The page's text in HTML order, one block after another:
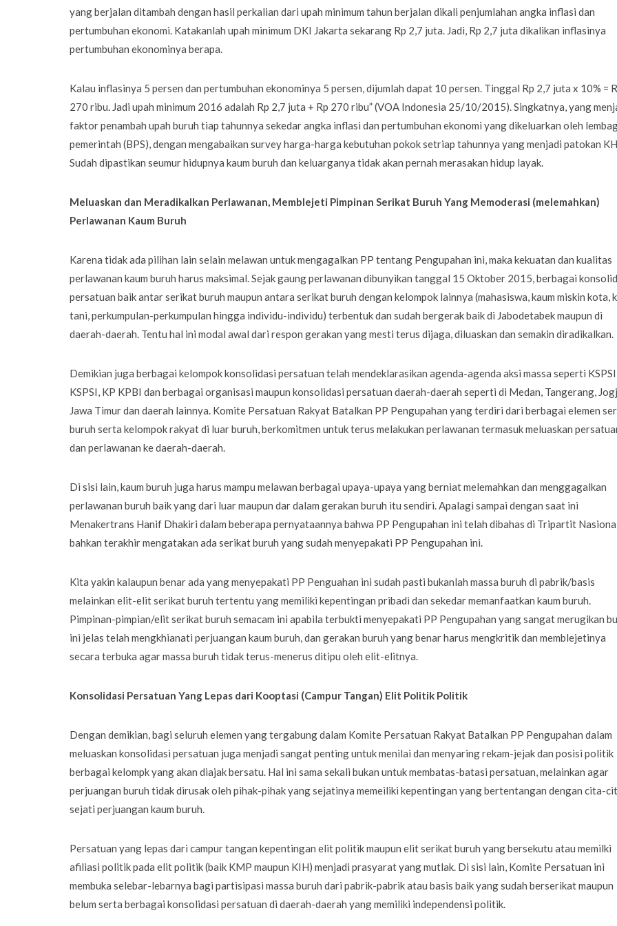
yang berjalan ditambah dengan hasil perkalian dari upah minimum tahun berjalan dikali penjumlahan angka inflasi dan
pertumbuhan ekonomi. Katakanlah upah minimum DKI Jakarta sekarang Rp 2,7 juta. Jadi, Rp 2,7 juta dikalikan inflasinya
pertumbuhan ekonominya berapa.
Kalau inflasinya 5 persen dan pertumbuhan ekonominya 5 persen, dijumlah dapat 10 persen. Tinggal Rp 2,7 juta x 10% =
270 ribu. Jadi upah minimum 2016 adalah Rp 2,7 juta + Rp 270 ribu” (VOA Indonesia 25/10/2015). Singkatnya, yang
faktor penambah upah buruh tiap tahunnya sekedar angka inflasi dan pertumbuhan ekonomi yang dikeluarkan oleh
pemerintah (BPS), dengan mengabaikan survey harga-harga kebutuhan pokok setriap tahunnya yang menjadi patokan
Sudah dipastikan seumur hidupnya kaum buruh dan keluarganya tidak akan pernah merasakan hidup layak.
Meluaskan dan Meradikalkan Perlawanan, Memblejeti Pimpinan Serikat Buruh Yang Memoderasi (melemahkan)
Perlawanan Kaum Buruh
Karena tidak ada pilihan lain selain melawan untuk mengagalkan PP tentang Pengupahan ini, maka kekuatan dan kualitas
perlawanan kaum buruh harus maksimal. Sejak gaung perlawanan dibunyikan tanggal 15 Oktober 2015, berbagai
persatuan baik antar serikat buruh maupun antara serikat buruh dengan kelompok lainnya (mahasiswa, kaum miskin kota,
tani, perkumpulan-perkumpulan hingga individu-individu) terbentuk dan sudah bergerak baik di Jabodetabek maupun di
daerah-daerah. Tentu hal ini modal awal dari respon gerakan yang mesti terus dijaga, diluaskan dan semakin diradikalkan.
Demikian juga berbagai kelompok konsolidasi persatuan telah mendeklarasikan agenda-agenda aksi massa seperti
KSPSI, KP KPBI dan berbagai organisasi maupun konsolidasi persatuan daerah-daerah seperti di Medan, Tangerang,
Jawa Timur dan daerah lainnya. Komite Persatuan Rakyat Batalkan PP Pengupahan yang terdiri dari berbagai elemen
buruh serta kelompok rakyat di luar buruh, berkomitmen untuk terus melakukan perlawanan termasuk meluaskan
dan perlawanan ke daerah-daerah.
Di sisi lain, kaum buruh juga harus mampu melawan berbagai upaya-upaya yang berniat melemahkan dan menggagalkan
perlawanan buruh baik yang dari luar maupun dar dalam gerakan buruh itu sendiri. Apalagi sampai dengan saat ini
Menakertrans Hanif Dhakiri dalam beberapa pernyataannya bahwa PP Pengupahan ini telah dibahas di Tripartit
bahkan terakhir mengatakan ada serikat buruh yang sudah menyepakati PP Pengupahan ini.
Kita yakin kalaupun benar ada yang menyepakati PP Penguahan ini sudah pasti bukanlah massa buruh di pabrik/basis
melainkan elit-elit serikat buruh tertentu yang memiliki kepentingan pribadi dan sekedar memanfaatkan kaum buruh.
Pimpinan-pimpian/elit serikat buruh semacam ini apabila terbukti menyepakati PP Pengupahan yang sangat merugikan
ini jelas telah mengkhianati perjuangan kaum buruh, dan gerakan buruh yang benar harus mengkritik dan memblejetinya
secara terbuka agar massa buruh tidak terus-menerus ditipu oleh elit-elitnya.
Konsolidasi Persatuan Yang Lepas dari Kooptasi (Campur Tangan) Elit Politik Politik
Dengan demikian, bagi seluruh elemen yang tergabung dalam Komite Persatuan Rakyat Batalkan PP Pengupahan dalam
meluaskan konsolidasi persatuan juga menjadi sangat penting untuk menilai dan menyaring rekam-jejak dan posisi politik
berbagai kelompk yang akan diajak bersatu. Hal ini sama sekali bukan untuk membatas-batasi persatuan, melainkan agar
perjuangan buruh tidak dirusak oleh pihak-pihak yang sejatinya memeiliki kepentingan yang bertentangan dengan cita-
sejati perjuangan kaum buruh.
Persatuan yang lepas dari campur tangan kepentingan elit politik maupun elit serikat buruh yang bersekutu atau memilki
afiliasi politik pada elit politik (baik KMP maupun KIH) menjadi prasyarat yang mutlak. Di sisi lain, Komite Persatuan ini
membuka selebar-lebarnya bagi partisipasi massa buruh dari pabrik-pabrik atau basis baik yang sudah berserikat maupun
belum serta berbagai konsolidasi persatuan di daerah-daerah yang memiliki independensi politik.